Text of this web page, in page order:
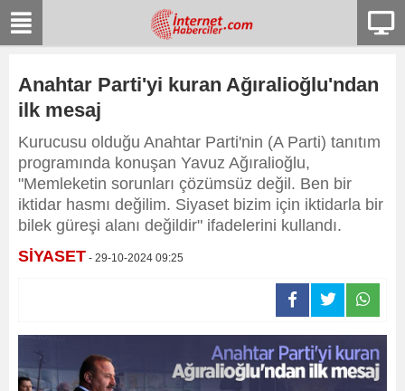
Anahtar Parti'yi kuran Ağıralioğlu'ndan
ilk mesaj
Kurucusu olduğu Anahtar Parti'nin (A Parti) tanıtım
programında konuşan Yavuz Ağıralioğlu,
"Memleketin sorunları çözümsüz değil. Ben bir
iktidar hasmı değilim. Siyaset bizim için iktidarla bir
bilek güreşi alanı değildir" ifadelerini kullandı.
SİYASET - 29-10-2024 09:25